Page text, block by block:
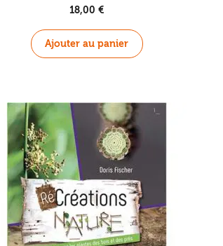
18,00 €
Ajouter au panier